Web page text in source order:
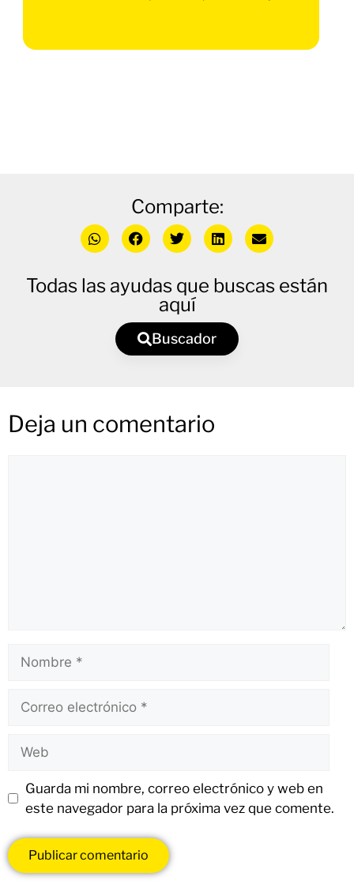
Comparte:
Todas las ayudas que buscas están
aquí
Buscador
Deja un comentario
Guarda mi nombre, correo electrónico y web en
este navegador para la próxima vez que comente.